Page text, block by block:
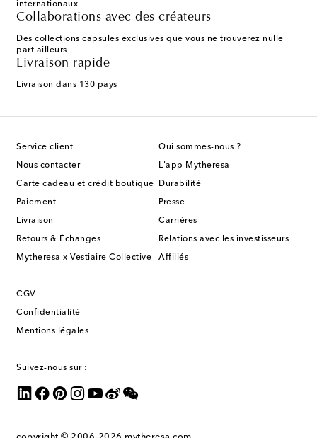
internationaux
Collaborations avec des créateurs
Des collections capsules exclusives que vous ne trouverez nulle
part ailleurs
Livraison rapide
Livraison dans 130 pays
Service client
Nous contacter
Carte cadeau et crédit boutique
Paiement
Livraison
Retours & Échanges
Mytheresa x Vestiaire Collective
Qui sommes-nous ?
L'app Mytheresa
Durabilité
Presse
Carrières
Relations avec les investisseurs
Affiliés
CGV
Confidentialité
Mentions légales
Suivez-nous sur :